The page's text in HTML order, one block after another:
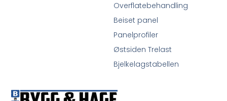
Overflatebehandling
Beiset panel
Panelprofiler
Østsiden Trelast
Bjelkelagstabellen